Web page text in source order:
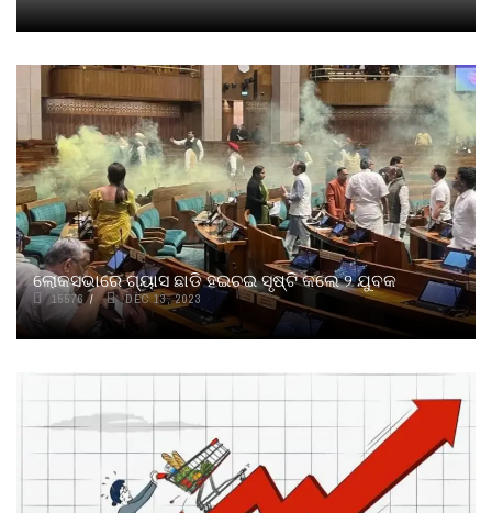
ଲୋକସଭାରେ ଗ୍ୟାସ ଛାଡି ହଇଚଇ ସୃଷ୍ଟି କଲେ ୨ ଯୁବକ
15576 DEC 13, 2023